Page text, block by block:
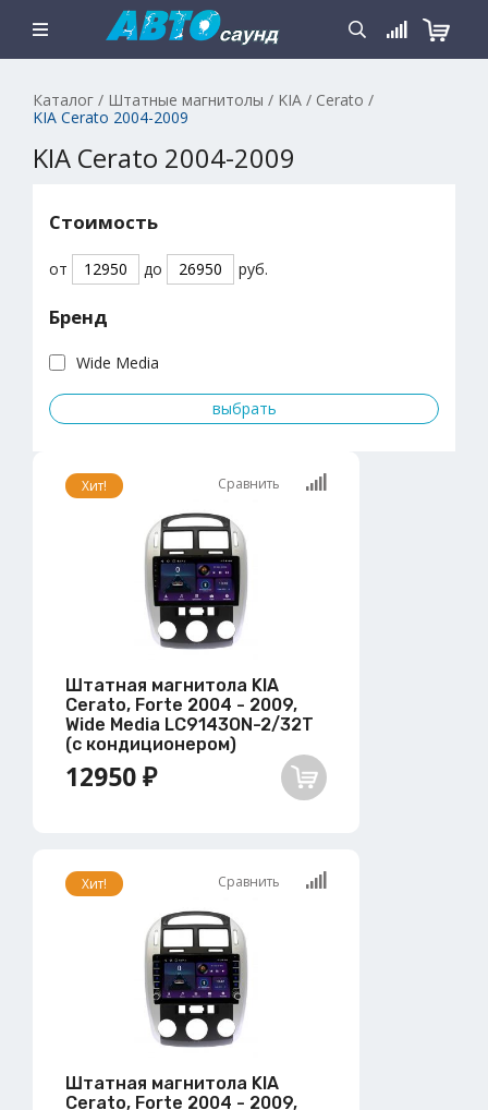
Каталог / Штатные магнитолы / KIA / Cerato /
KIA Cerato 2004-2009
KIA Cerato 2004-2009
Стоимость
от до руб.
Бренд
Wide Media
Хит! Сравнить
Штатная магнитола KIA
Cerato, Forte 2004 - 2009,
Wide Media LC9143ON-2/32T
(с кондиционером)
12950 ₽
Хит! Сравнить
Штатная магнитола KIA
Cerato, Forte 2004 - 2009,